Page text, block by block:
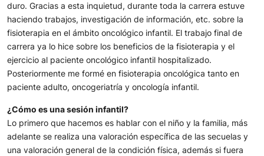
duro. Gracias a esta inquietud, durante toda la carrera estuve
haciendo trabajos, investigación de información, etc. sobre la
fisioterapia en el ámbito oncológico infantil. El trabajo final de
carrera ya lo hice sobre los beneficios de la fisioterapia y el
ejercicio al paciente oncológico infantil hospitalizado.
Posteriormente me formé en fisioterapia oncológica tanto en
paciente adulto, oncogeriatría y oncología infantil.
¿Cómo es una sesión infantil?
Lo primero que hacemos es hablar con el niño y la familia, más
adelante se realiza una valoración específica de las secuelas y
una valoración general de la condición física, además si fuera